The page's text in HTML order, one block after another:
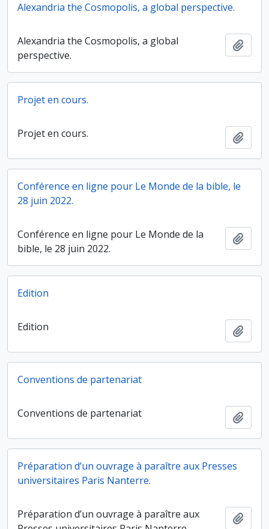
Alexandria the Cosmopolis, a global perspective.
Alexandria the Cosmopolis, a global
perspective.
Projet en cours.
Projet en cours.
Conférence en ligne pour Le Monde de la bible, le
28 juin 2022.
Conférence en ligne pour Le Monde de la
bible, le 28 juin 2022.
Edition
Edition
Conventions de partenariat
Conventions de partenariat
Préparation d’un ouvrage à paraître aux Presses
universitaires Paris Nanterre.
Préparation d’un ouvrage à paraître aux